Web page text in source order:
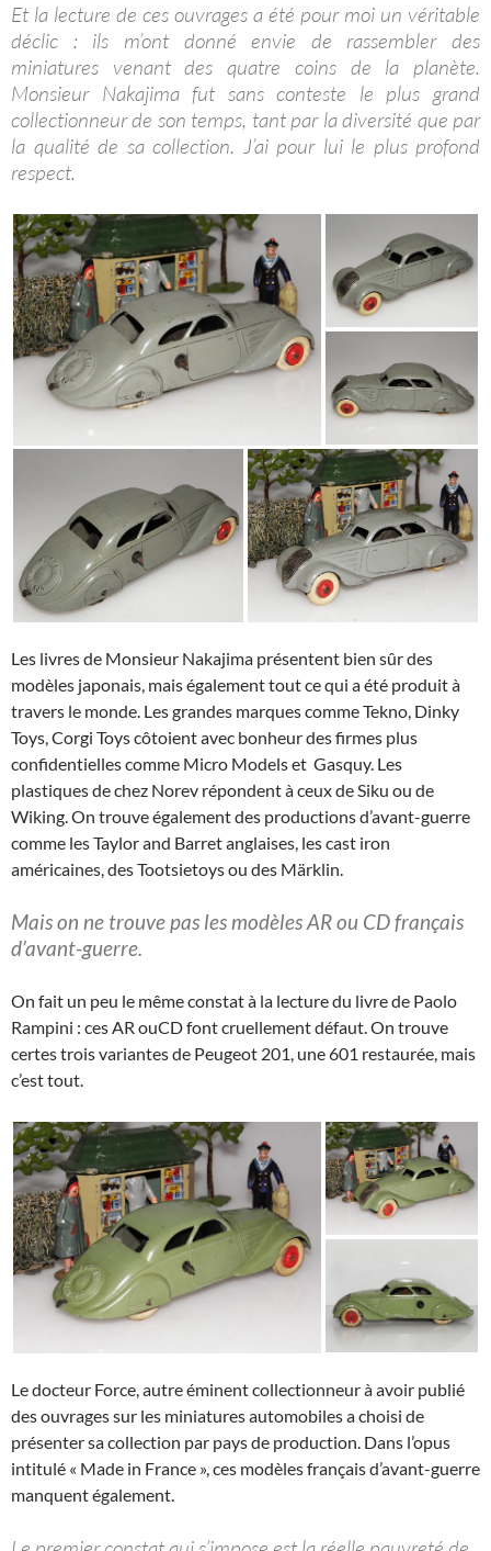
Et la lecture de ces ouvrages a été pour moi un véritable
déclic : ils m’ont donné envie de rassembler des
miniatures venant des quatre coins de la planète.
Monsieur Nakajima fut sans conteste le plus grand
collectionneur de son temps, tant par la diversité que par
la qualité de sa collection. J’ai pour lui le plus profond
respect.
Les livres de Monsieur Nakajima présentent bien sûr des
modèles japonais, mais également tout ce qui a été produit à
travers le monde. Les grandes marques comme Tekno, Dinky
Toys, Corgi Toys côtoient avec bonheur des firmes plus
confidentielles comme Micro Models et Gasquy. Les
plastiques de chez Norev répondent à ceux de Siku ou de
Wiking. On trouve également des productions d’avant-guerre
comme les Taylor and Barret anglaises, les cast iron
américaines, des Tootsietoys ou des Märklin.
Mais on ne trouve pas les modèles AR ou CD français
d’avant-guerre.
On fait un peu le même constat à la lecture du livre de Paolo
Rampini : ces AR ouCD font cruellement défaut. On trouve
certes trois variantes de Peugeot 201, une 601 restaurée, mais
c’est tout.
Le docteur Force, autre éminent collectionneur à avoir publié
des ouvrages sur les miniatures automobiles a choisi de
présenter sa collection par pays de production. Dans l’opus
intitulé « Made in France », ces modèles français d’avant-guerre
manquent également.